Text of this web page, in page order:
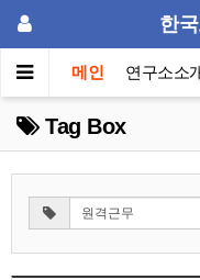
한
메인 연구소소
Tag Box